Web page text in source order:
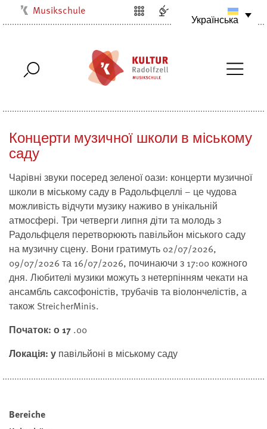
Musikschule
Stadtarchiv
Stadtbibliothek
Villa Bosch
Radolfzell1200
Українська
Концерти музичної школи в міському
саду
Чарівні звуки посеред зеленої оази: концерти музичної
школи в міському саду в Радольфцеллі – це чудова
можливість відчути музику наживо в унікальній
атмосфері. Три четверги липня діти та молодь з
Радольфцеля перетворюють павільйон міського саду
на музичну сцену. Вони гратимуть 02/07/2026,
09/07/2026 та 16/07/2026, починаючи з 17:00 кожного
дня. Любителі музики можуть з нетерпінням чекати на
ансамбль саксофоністів, трубачів та віолончелістів, а
також StreicherMinis.
Початок: о 17 .00
Локація: у павільйоні в міському саду
Bereiche